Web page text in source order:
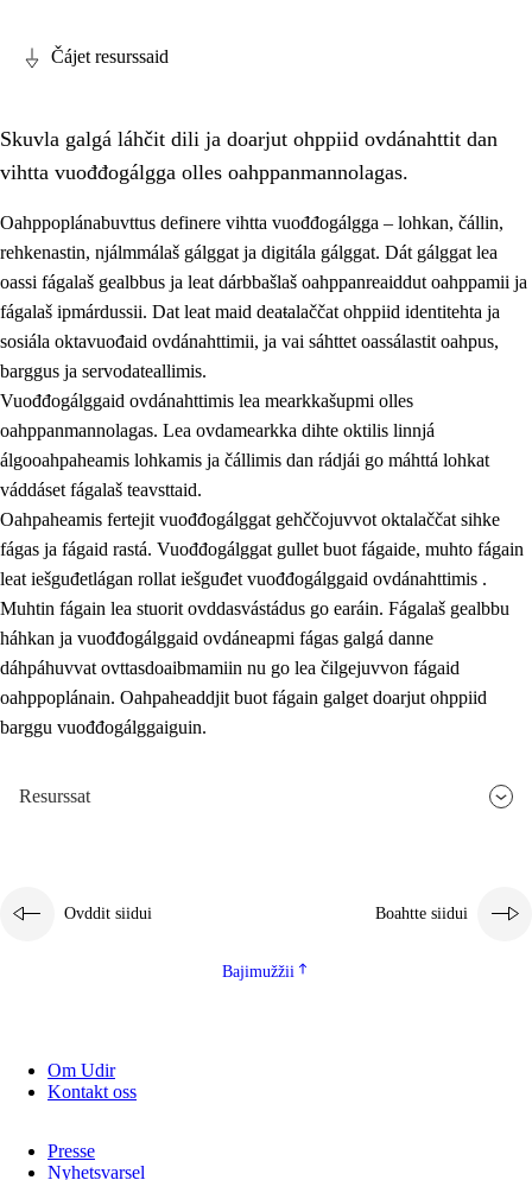
2. Oahppama prinsihpat, ovdáneapmi ja oahppahábmen
2.1 Sosiála oahppan ja ovdáneapmi
2.2 Gealbu fágain
2.3 Vuođđogálggat
2.4 Oahppat oahppat
Fágaidrasttideaddji fáttát
Čájet resurssaid
Skuvla galgá láhčit dili ja doarjut ohppiid ovdánahttit dan
vihtta vuođđogálgga olles oahppanmannolagas.
Oahppoplánabuvttus definere vihtta vuođđogálgga – lohkan, čállin,
rehkenastin, njálmmálaš gálggat ja digitála gálggat. Dát gálggat lea
oassi fágalaš gealbbus ja leat dárbbašlaš oahppanreaiddut oahppamii ja
fágalaš ipmárdussii. Dat leat maid deaŧalaččat ohppiid identitehta ja
sosiála oktavuođaid ovdánahttimii, ja vai sáhttet oassálastit oahpus,
barggus ja servodateallimis.
Vuođđogálggaid ovdánahttimis lea mearkkašupmi olles
oahppanmannolagas. Lea ovdamearkka dihte oktilis linnjá
álgooahpaheamis lohkamis ja čállimis dan rádjái go máhttá lohkat
váddáset fágalaš teavsttaid.
Oahpaheamis fertejit vuođđogálggat gehččojuvvot oktalaččat sihke
fágas ja fágaid rastá. Vuođđogálggat gullet buot fágaide, muhto fágain
leat iešguđetlágan rollat iešguđet vuođđogálggaid ovdánahttimis .
Muhtin fágain lea stuorit ovddasvástádus go earáin. Fágalaš gealbbu
háhkan ja vuođđogálggaid ovdáneapmi fágas galgá danne
dáhpáhuvvat ovttasdoaibmamiin nu go lea čilgejuvvon fágaid
oahppoplánain. Oahpaheaddjit buot fágain galget doarjut ohppiid
barggu vuođđogálggaiguin.
Resurssat
Ovddit siidui Boahtte siidui
Bajimužžii
Om Udir
Kontakt oss
Presse
Nyhetsvarsel